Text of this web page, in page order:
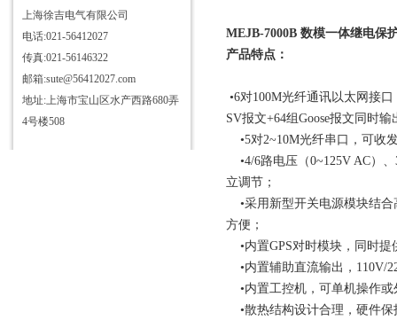
上海徐吉电气有限公司
电话:021-56412027
传真:021-56146322
邮箱:sute@56412027.com
地址:上海市宝山区水产西路680弄
4号楼508
MEJB-7000B 数模一体继电保
产品特点：
•6对100M光纤通讯以太网接
SV报文+64组Goose报文同时输
•5对2~10M光纤串口，可收
•4/6路电压（0~125V AC）
立调节；
•采用新型开关电源模块结合
方便；
•内置GPS对时模块，同时提
•内置辅助直流输出，110V/
•内置工控机，可单机操作或
•散热结构设计合理，硬件保